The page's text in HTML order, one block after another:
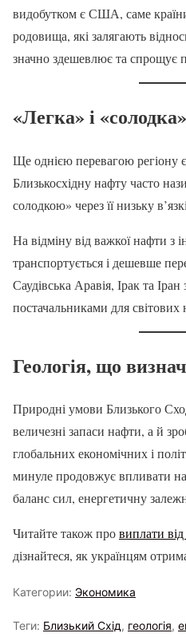
видобутком є США, саме
родовища, які залягають
значно здешевлює та спрощує
«Легка» і
Ще однією перевагою регіону
Близькосхідну нафту часто
солодкою» через її низьку
На відміну від важкої нафти з
транспортується і дешевше
Саудівська Аравія, Ірак та
постачальниками для
Геологія, що
Природні умови Близького
величезні запаси нафти, а й
глобальних економічних і
минуле продовжує впливати
баланс сил, енергетичну
Читайте також провиплати
дізнайтеся, як українцям
Категории: Экономика
Теги: Близький Схід, геологія,